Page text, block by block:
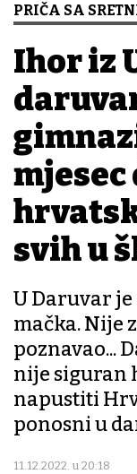
PRIČA SA
Ihor iz
mjesec
svih u
U Daruvar je
mačka. Nije
poznavao...
nije siguran
napustiti
ponosni u
11.12.2022. u 20:18